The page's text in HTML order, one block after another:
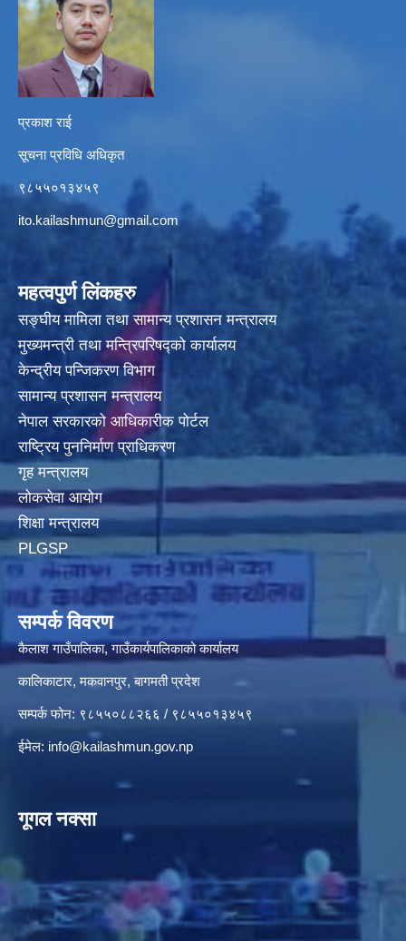
प्रकाश राई
सूचना प्रविधि अधिकृत
९८५५०१३४५९
ito.kailashmun@gmail.com
महत्वपुर्ण लिंकहरु
सङ्घीय मामिला तथा सामान्य प्रशासन मन्त्रालय
मुख्यमन्त्री तथा मन्त्रिपरिषद्‍को कार्यालय
केन्द्रीय पन्जिकरण विभाग
सामान्य प्रशासन मन्त्रालय
नेपाल सरकारको आधिकारीक पोर्टल
राष्ट्रिय पुननिर्माण प्राधिकरण
गृह मन्त्रालय
लोकसेवा आयोग
शिक्षा मन्त्रालय
PLGSP
सम्पर्क विवरण
कैलाश गाउँपालिका, गाउँकार्यपालिकाको कार्यालय
कालिकाटार, मकवानपुर, बागमती प्रदेश
सम्पर्क फोन: ९८५५०८८२६६ / ९८५५०१३४५९
ईमेल: info@kailashmun.gov.np
गूगल नक्सा